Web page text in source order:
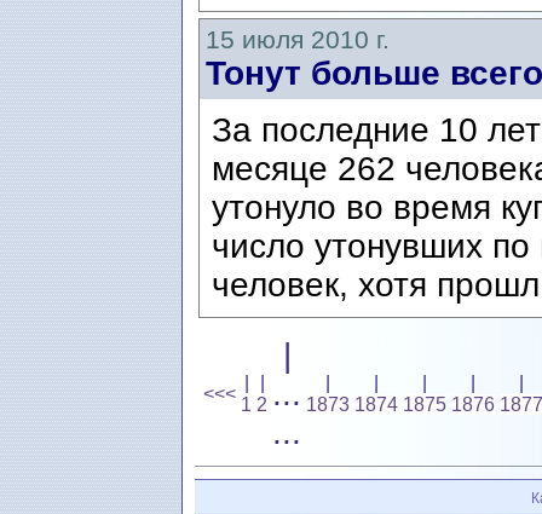
15 июля 2010 г.
Тонут больше
За последние 10
месяце 262
утонуло во время
число утонувших
человек, хотя
<<<
1 2
|
...
...
1873 1874 1875 1876 1877